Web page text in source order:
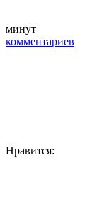
минут
комментариев
Нравится: